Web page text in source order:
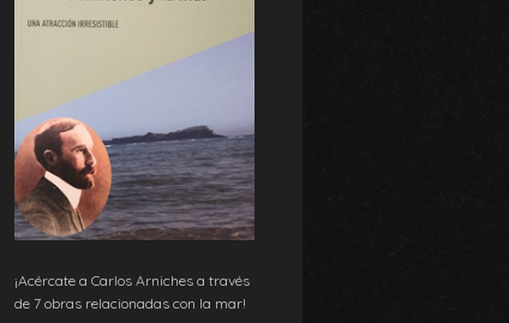
¡Acércate a Carlos Arniches a través
de 7 obras relacionadas con la mar!